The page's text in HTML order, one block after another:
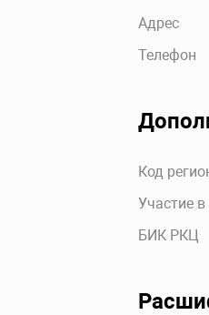
Адрес
Телефон
Код
Участие
БИК РКЦ